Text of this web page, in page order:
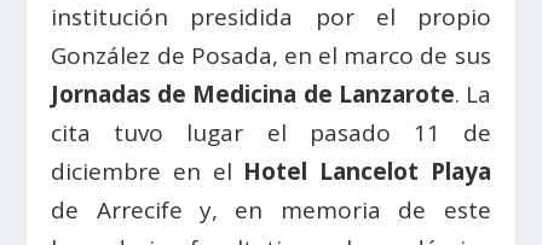
institución presidida por el propio
González de Posada, en el marco de sus
Jornadas de Medicina de Lanzarote. La
cita tuvo lugar el pasado 11 de
diciembre en el Hotel Lancelot Playa
de Arrecife y, en memoria de este